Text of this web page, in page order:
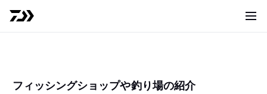
サイ
フィッシングショップや釣り場の紹介